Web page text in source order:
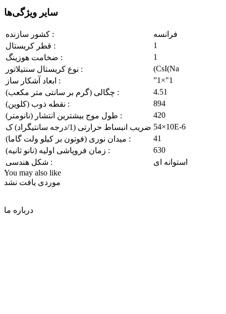
سایر ویژگی‌ها
کشور سازنده :
فرانسه
قطر کریستال :
1
ضخامت هوزینگ :
1
نوع کریستال سنتیلاتور :
(CsI(Na
ابعاد آشکار ساز :
”1×"1
چگالی (گرم بر سانتی متر مکعب) :
4.51
نقطه ذوب (کلوین) :
894
طول موج بیشترین انتشار (نانومتر) :
420
ضریب انبساط حرارتی (1/درجه سانتیگراد) ک 54×10E-6
میدان نوری (فوتون بر کیلو ولت گاما) :
41
زمان فروپاشی اولیه (نانو ثانیه) :
630
شکل هندسی :
استوانه ای
You may also like
موردی یافت نشد
درباره ما